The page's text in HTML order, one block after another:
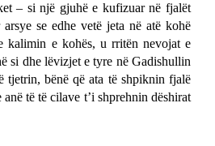
– si një gjuhë e kufizuar në fjalët
se edhe vetë jeta në atë kohë
kalimin e kohës, u rritën nevojat e
si dhe lëvizjet e tyre në Gadishullin
tjetrin, bënë që ata të shpiknin fjalë
të të cilave t’i shprehnin dëshirat